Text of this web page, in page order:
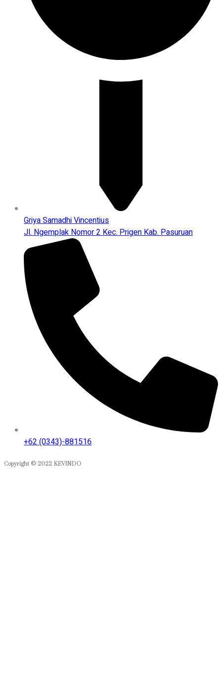
Griya Samadhi Vincentius
Jl. Ngemplak Nomor 2 Kec. Prigen Kab. Pasuruan
+62 (0343)-881516
Copyright © 2022 KEVINDO